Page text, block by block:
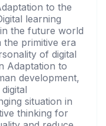
to the
learning
the future world
primitive era
of digital
Adaptation to
development,
situation in
thinking for